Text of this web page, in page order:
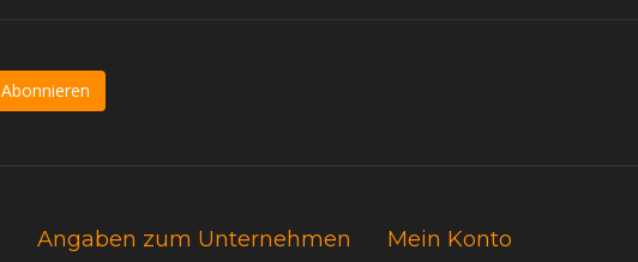
Abonnieren
Angaben zum Unternehmen Mein Konto